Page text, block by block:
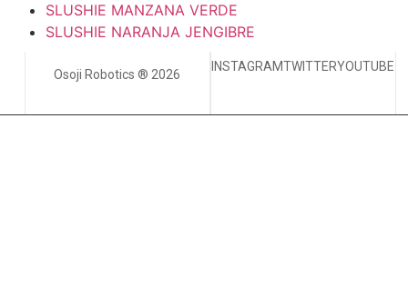
SLUSHIE MANZANA VERDE
SLUSHIE NARANJA JENGIBRE
Osoji Robotics ® 2026
INSTAGRAMTWITTERYOUTUBE